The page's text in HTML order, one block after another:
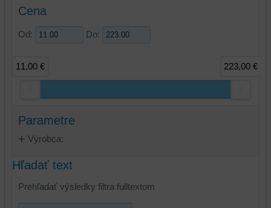
Cena
Od: Do:
11,00 € 223,00 €
Parametre
Výrobca:
Hľadať text
Prehľadať výsledky filtra fulltextom